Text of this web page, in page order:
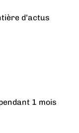
d’actus
1 mois